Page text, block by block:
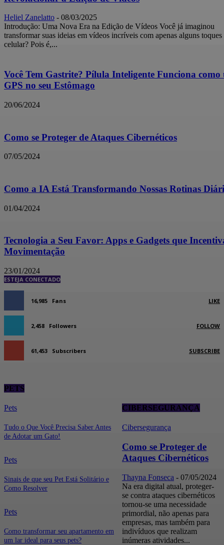
Heliel Zanelatto - 08/03/2025
Introdução: Uma Nova Era na Edição de Vídeos Você já imaginou
transformar suas ideias em vídeos incríveis com apenas alguns toques
celular? Pois é,...
Você Tem Gastrite? Pílula Inteligente Funciona como
GPS no seu Estômago
20/06/2024
Como se Proteger de Ataques Cibernéticos
07/05/2024
Como a IA Está Transformando Nossas Rotinas
01/04/2024
Tecnologia a Seu Favor: Apps e Gadgets que
Movimentação
23/01/2024
ESTEJA CONECTADO
16,985 Fans LIKE
2,458 Followers FOLLOW
61,453 Subscribers SUBSCRIBE
PETS
Pets
Tudo o Que Você Precisa Saber Antes
de Adotar um Gato!
Pets
Sinais de que seu Pet Está Solitário e
Como Resolver
Pets
Como transformar seu apartamento em
um lar ideal para seus pets?
CIBERSEGURANÇA
Cibersegurança
Como se Proteger de
Ataques Cibernéticos
Thayna Fonseca - 07/05/2024
Na era digital atual, proteger-
se contra ataques cibernéticos
tornou-se uma necessidade
primordial, não apenas para
empresas, mas também para
indivíduos que realizam
inúmeras atividades...